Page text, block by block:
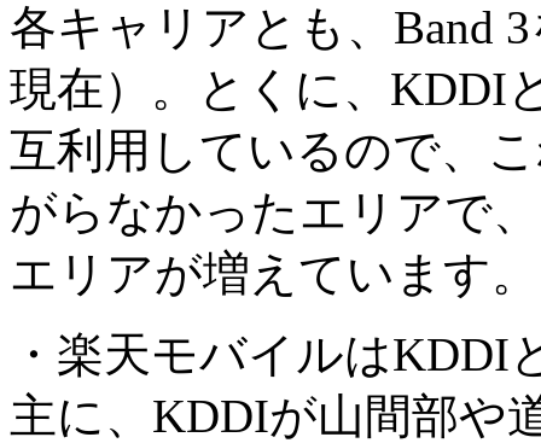
各キャリアとも、Band
現在）。とくに、KDDI
互利用しているので、
がらなかったエリアで
エリアが増えています。
・楽天モバイルはKDDI
主に、KDDIが山間部や